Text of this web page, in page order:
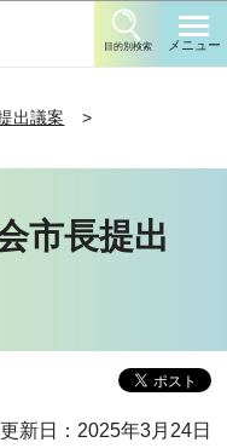
目的別検索 メニュー
出議案
市長提出
更新日：2025年3月24日